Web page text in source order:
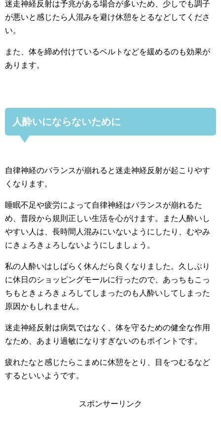
迷走神経反射は予兆がある場合が多いため、少しでも調子
が悪いと感じたら人混みを避け休憩をとるなどしてくださ
い。
また、体を締め付けているベルトなどを緩めるのも効果が
あります。
人酔いにならないために
自律神経のバランスが崩れると迷走神経反射が起こりやす
くなります。
睡眠不足や疲労によって自律神経はバランスが崩れるた
め、普段から規則正しい生活を心がけます。また人酔いし
やすい人は、長時間人混みにいないようにしたり、むやみ
にきょろきょろしないようにしましょう。
私の人酔いはしばらく休んだら良くなりました。久しぶり
に休日のショッピングモールに行ったので、あっちもこっ
ちもときょろきょろしてしまったのも人酔いしてしまった
原因かもしれません。
迷走神経反射は病気ではなく、体を守るための健全な作用
なため、あまり過敏になりすぎないのもポイントです。
疲れたなと感じたらこまめに休憩をとり、目をつむるなど
するといいようです。
スポンサーリンク